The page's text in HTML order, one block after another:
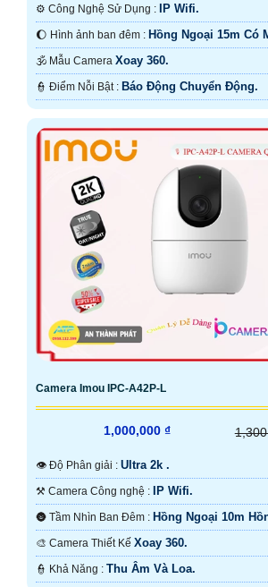
⚙ Công Nghệ Sử Dụng : IP Wifi.
🌔 Hình ảnh ban đêm : Hồng Ngoại 15m Có
🕉️ Mẫu Camera Xoay 360.
️👮 Điểm Nỗi Bật : Báo Động Chuyển Động.
Camera Imou IPC-A42P-L
1,000,000 ₫
👁 Độ Phân giải : Ultra 2k .
⚒ Camera Công nghệ : IP Wifi.
🌚 Tầm Nhìn Ban Đêm : Hồng Ngoại 10m
IR. 🎨 Camera Thiết Kế Xoay 360.
️👮 Khả Năng : Thu Âm Và Loa.